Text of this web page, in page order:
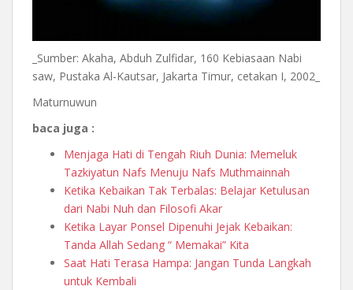
_Sumber: Akaha, Abduh Zulfidar, 160 Kebiasaan Nabi
saw, Pustaka Al-Kautsar, Jakarta Timur, cetakan I, 2002_
Maturnuwun
baca juga :
Menjaga Hati di Tengah Riuh Dunia: Memeluk
Tazkiyatun Nafs Menuju Nafs Muthmainnah
Ketika Kebaikan Tak Terbalas: Belajar Ketulusan
dari Nabi Nuh dan Filosofi Akar
Ketika Layar Ponsel Dipenuhi Jejak Kebaikan:
Tanda Allah Sedang “ Memakai” Kita
Saat Hati Terasa Hampa: Jangan Tunda Langkah
untuk Kembali